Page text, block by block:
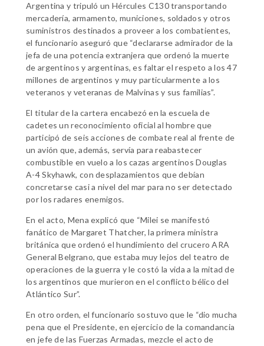
Argentina y tripuló un Hércules C130 transportando
mercadería, armamento, municiones, soldados y otros
suministros destinados a proveer a los combatientes,
el funcionario aseguró que “declararse admirador de la
jefa de una potencia extranjera que ordenó la muerte
de argentinos y argentinas, es faltar el respeto a los 47
millones de argentinos y muy particularmente a los
veteranos y veteranas de Malvinas y sus familias”.
El titular de la cartera encabezó en la escuela de
cadetes un reconocimiento oficial al hombre que
participó de seis acciones de combate real al frente de
un avión que, además, servía para reabastecer
combustible en vuelo a los cazas argentinos Douglas
A-4 Skyhawk, con desplazamientos que debían
concretarse casi a nivel del mar para no ser detectado
por los radares enemigos.
En el acto, Mena explicó que “Milei se manifestó
fanático de Margaret Thatcher, la primera ministra
británica que ordenó el hundimiento del crucero ARA
General Belgrano, que estaba muy lejos del teatro de
operaciones de la guerra y le costó la vida a la mitad de
los argentinos que murieron en el conflicto bélico del
Atlántico Sur”.
En otro orden, el funcionario sostuvo que le “dio mucha
pena que el Presidente, en ejercicio de la comandancia
en jefe de las Fuerzas Armadas, mezcle el acto de